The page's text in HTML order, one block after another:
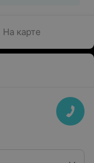
На карте